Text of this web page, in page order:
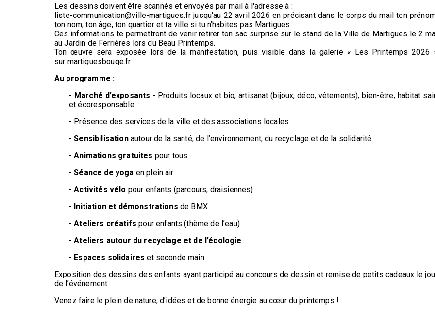
Les dessins doivent être scannés et envoyés par mail à l'adresse à :
liste-communication@ville-martigues.fr jusqu'au 22 avril 2026 en précisant dans le corps du mail ton
ton nom, ton âge, ton quartier et ta ville si tu n’habites pas Martigues.
Ces informations te permettront de venir retirer ton sac surprise sur le stand de la Ville de Martigues le 2
au Jardin de Ferrières lors du Beau Printemps.
Ton œuvre sera exposée lors de la manifestation, puis visible dans la galerie « Les Printemps 2026
sur martiguesbouge.fr
Au programme :
- Marché d’exposants - Produits locaux et bio, artisanat (bijoux, déco, vêtements), bien-être, habitat
et écoresponsable.
- Présence des services de la ville et des associations locales
-Sensibilisationautour de la santé, de l’environnement, du recyclage et de la solidarité.
- Animations gratuites pour tous
-Séance de yoga en plein air
-Activités vélo pour enfants (parcours, draisiennes)
- Initiation et démonstrations de BMX
-Ateliers créatifs pour enfants (thème de l’eau)
-Ateliers autour du recyclage et de l’écologie
- Espaces solidaires et seconde main
Exposition des dessins des enfants ayant participé au concours de dessin et remise de petits cadeaux le
de l’événement.
Venez faire le plein de nature, d’idées et de bonne énergie au cœur du printemps !